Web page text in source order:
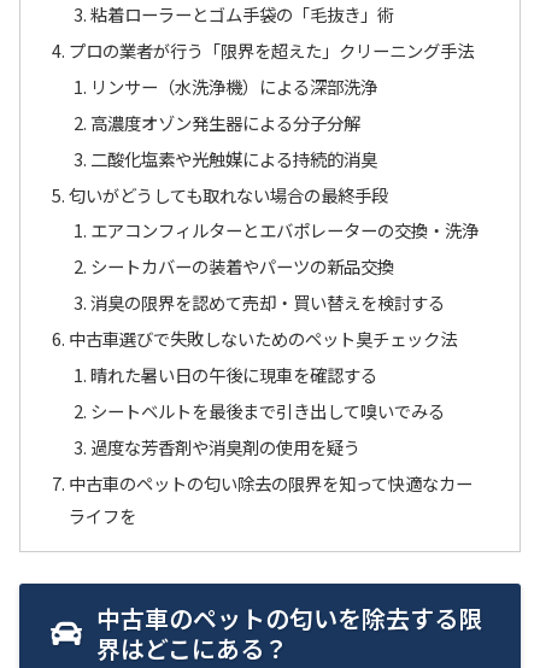
粘着ローラーとゴム手袋の「毛抜き」術
プロの業者が行う「限界を超えた」クリーニング手法
リンサー（水洗浄機）による深部洗浄
高濃度オゾン発生器による分子分解
二酸化塩素や光触媒による持続的消臭
匂いがどうしても取れない場合の最終手段
エアコンフィルターとエバポレーターの交換・洗浄
シートカバーの装着やパーツの新品交換
消臭の限界を認めて売却・買い替えを検討する
中古車選びで失敗しないためのペット臭チェック法
晴れた暑い日の午後に現車を確認する
シートベルトを最後まで引き出して嗅いでみる
過度な芳香剤や消臭剤の使用を疑う
中古車のペットの匂い除去の限界を知って快適なカー
ライフを
中古車のペットの匂いを除去する限
界はどこにある？